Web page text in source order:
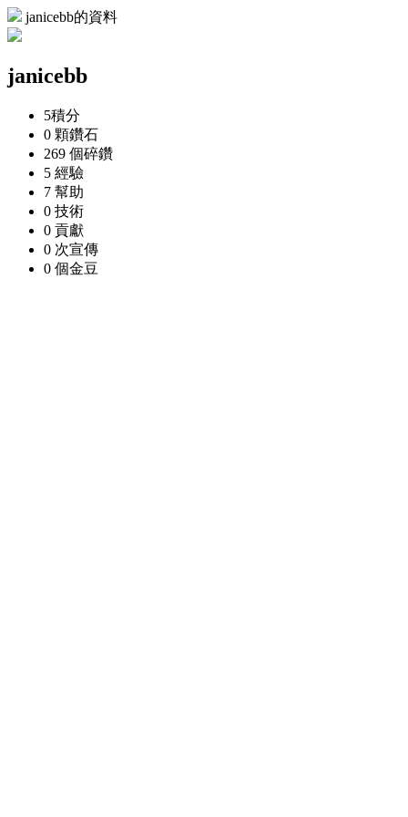
janicebb的資料
janicebb
5積分
0 顆鑽石
269 個碎鑽
5 經驗
7 幫助
0 技術
0 貢獻
0 次宣傳
0 個金豆